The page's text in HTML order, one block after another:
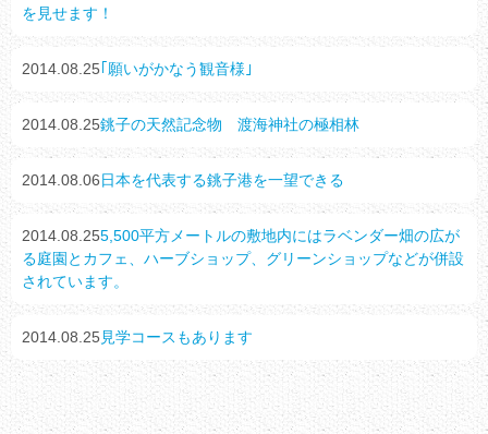
を見せます！
2014.08.25 ｢願いがかなう観音様｣
2014.08.25銚子の天然記念物 渡海神社の極相林
2014.08.06日本を代表する銚子港を一望できる
2014.08.255,500平方メートルの敷地内にはラベンダー畑の広が
る庭園とカフェ、ハーブショップ、グリーンショップなどが併設
されています。
2014.08.25 見学コースもあります